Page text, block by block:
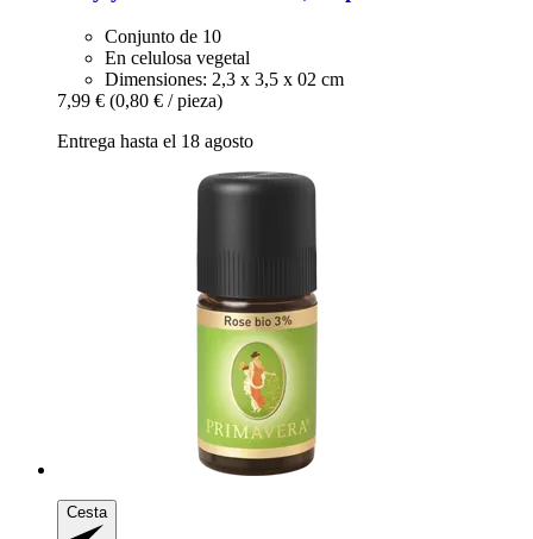
Conjunto de 10
En celulosa vegetal
Dimensiones: 2,3 x 3,5 x 02 cm
7,99 € (0,80 € / pieza)
Entrega hasta el 18 agosto
Cesta